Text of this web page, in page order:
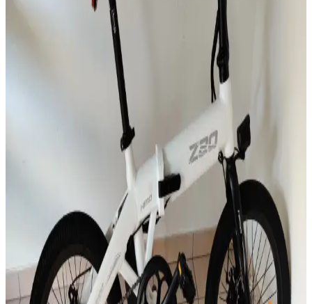
Türkiye’de elektrikli bisikletlerin ehliyet gerekliliği teknik özelliklere
bağlıdır. 25 km/s ve 250 watt altı modeller ehliyet istemezken, üstü
motorlu bisiklet sayılır ve ehliyet, tescil zorunludur.
Elektrikli Motorlarda Ehliyet Gerekliliği: Güç, Hız
ve Yasal Düzenlemeler 2024
Elektrikli motorlarda ehliyet gerekliliği, aracın güç ve hız sınırlarına
göre değişir. Türkiye'deki yasal düzenlemeler, güvenlik önlemleri ve
güncel mevzuat hakkında kapsamlı bilgiler sunulmaktadır.
2025'te Şehirde Devrim: BİM’in Volta Elektrikli
Volta VSM elektrikli bisiklet, düşük maliyet ve pratik şarj
avantajıyla şehir hayatınızı kolaylaştırıyor. Detayları hemen
2025'te Şehir İçi Ulaşımda Devrim: BİM’in Volta
Elektrikli Bisikletiyle Tanışın
BİM’in Volta VSM elektrikli bisikletiyle ekonomik ve pratik şehir